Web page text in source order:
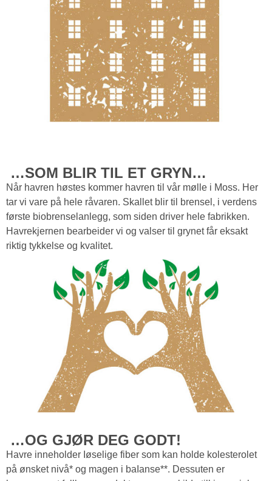
…SOM BLIR TIL ET GRYN…
Når havren høstes kommer havren til vår mølle i Moss. Her
tar vi vare på hele råvaren. Skallet blir til brensel, i verdens
første biobrenselanlegg, som siden driver hele fabrikken.
Havrekjernen bearbeider vi og valser til grynet får eksakt
riktig tykkelse og kvalitet.
…OG GJØR DEG GODT!
Havre inneholder Iøselige fiber som kan holde kolesterolet
på ønsket nivå* og magen i baIanse**. Dessuten er